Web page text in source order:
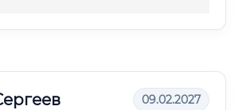
09.02.2027